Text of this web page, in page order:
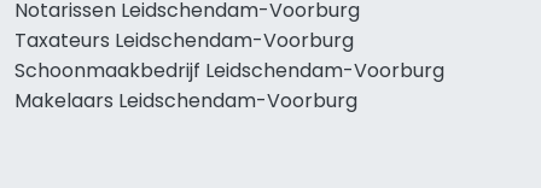
Notarissen Leidschendam-Voorburg
Taxateurs Leidschendam-Voorburg
Schoonmaakbedrijf Leidschendam-Voorburg
Makelaars Leidschendam-Voorburg